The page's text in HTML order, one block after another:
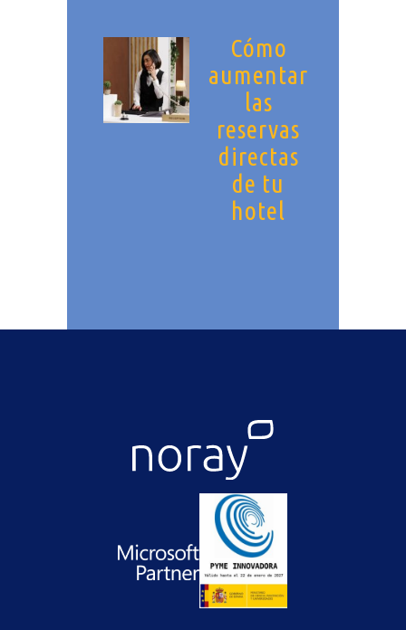
Cómo
aumentar
las
reservas
directas
de tu
hotel